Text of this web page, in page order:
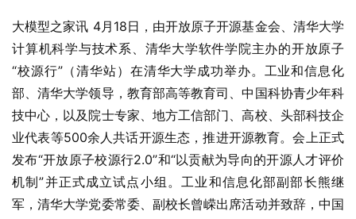
大模型之家讯 4月18日，由开放原子开源基金会、清华大学
计算机科学与技术系、清华大学软件学院主办的开放原子
“校源行”（清华站）在清华大学成功举办。工业和信息化
部、清华大学领导，教育部高等教育司、中国科协青少年科
技中心，以及院士专家、地方工信部门、高校、头部科技企
业代表等500余人共话开源生态，推进开源教育。会上正式
发布“开放原子校源行2.0”和“以贡献为导向的开源人才评价
机制”并正式成立试点小组。工业和信息化部副部长熊继
军，清华大学党委常委、副校长曾嵘出席活动并致辞，中国